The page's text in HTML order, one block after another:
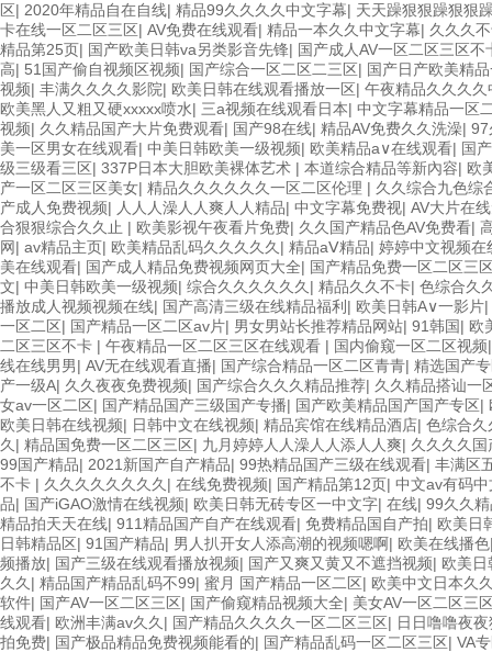
区| 2020年精品自在自线| 精品99久久久久中文字幕| 天天躁狠狠躁狠狠
卡在线一区二区三区| AV免费在线观看| 精品一本久久中文字幕| 久久久
精品第25页| 国产欧美日韩va另类影音先锋| 国产成人AV一区二区三区不
高| 51国产偷自视频区视频| 国产综合一区二区二三区| 国产日产欧美精
视频| 丰满久久久久影院| 欧美日韩在线观看播放一区| 午夜精品久久久
欧美黑人又粗又硬xxxxx喷水| 三a视频在线观看日本| 中文字幕精品一区
视频| 久久精品国产大片免费观看| 国产98在线| 精品AV免费久久洗澡| 97
美一区男女在线观看| 中美日韩欧美一级视频| 欧美精品a∨在线观看| 国
级三级看三区| 337P日本大胆欧美裸体艺术 | 本道综合精品等新內容| 欧
产一区二区三区美女| 精品久久久久久久一区二区伦理 | 久久综合九色综
产成人免费视频| 人人人澡人人爽人人精品| 中文字幕免费视| AV大片在
合狠狠综合久久止 | 欧美影视午夜看片免费| 久久国产精品色AV免费看|
网| av精品主页| 欧美精品乱码久久久久久 | 精品aⅤ精品| 婷婷中文视频在
美在线观看| 国产成人精品免费视频网页大全| 国产精品免费一区二区三
文| 中美日韩欧美一级视频| 综合久久久久久久 | 精品久久不卡| 色综合久
播放成人视频视频在线| 国产高清三级在线精品福利 | 欧美日韩A∨一影片|
一区二区| 国产精品一区二区av片| 男女男站长推荐精品网站| 91韩国| 欧
二区三区不卡 | 午夜精品一区二区三区在线观看 | 国内偷窥一区二区视频
线在线男男| AV无在线观看直播| 国产综合精品一区二区青青| 精选国产
产一级A| 久久夜夜免费视频| 国产综合久久久精品推荐| 久久精品搭讪一
女av一区二区| 国产精品国产三级国产专播| 国产欧美精品国产国产专区|
欧美日韩在线视频| 日韩中文在线视频| 精品宾馆在线精品酒店| 色综合久
久 | 精品国免费一区二区三区| 九月婷婷人人澡人人添人人爽| 久久久久
99国产精品| 2021新国产自产精品| 99热精品国产三级在线观看| 丰满区
不卡 | 久久久久久久久久 | 在线免费视频| 国产精品第12页| 中文av有码
品| 国产iGAO激情在线视频| 欧美日韩无砖专区一中文字| 在线| 99久久
精品拍天天在线| 911精品国产自产在线观看| 免费精品国自产拍| 欧美日
日韩精品区| 91国产精品| 男人扒开女人添高潮的视频嗯啊| 欧美在线播色
频播放| 国产三级在线观看播放视频| 国产又爽又黄又不遮挡视频| 欧美日
久久 | 精品国产精品乱码不99| 蜜月 国产精品一区二区| 欧美中文日本久
软件| 国产AV一区二区三区| 国产偷窥精品视频大全| 美女AV一区二区三
线观看| 欧洲丰满av久久 | 国产精品久久久久一区二区三区| 日日噜噜夜
拍免费| 国产极品精品免费视频能看的| 国产精品乱码一区二区三区| VA